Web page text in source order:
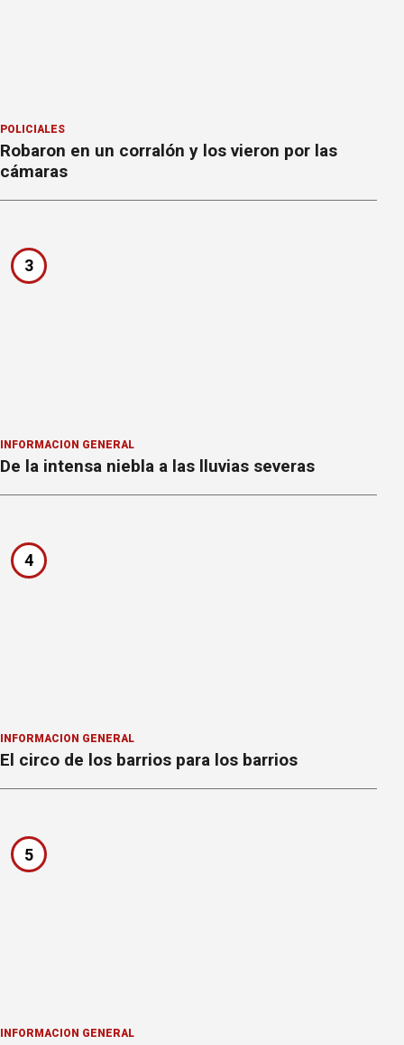
POLICIALES
Robaron en un corralón y los vieron por las
cámaras
3
INFORMACION GENERAL
De la intensa niebla a las lluvias severas
4
INFORMACION GENERAL
El circo de los barrios para los barrios
5
INFORMACION GENERAL